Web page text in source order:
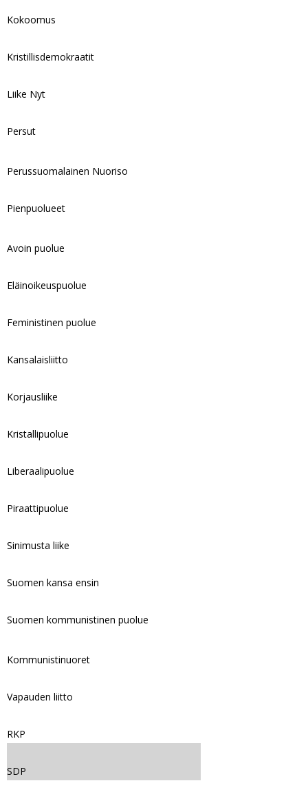
Kokoomus
Kristillisdemokraatit
Liike Nyt
Persut
Perussuomalainen Nuoriso
Pienpuolueet
Avoin puolue
Eläinoikeuspuolue
Feministinen puolue
Kansalaisliitto
Korjausliike
Kristallipuolue
Liberaalipuolue
Piraattipuolue
Sinimusta liike
Suomen kansa ensin
Suomen kommunistinen puolue
Kommunistinuoret
Vapauden liitto
RKP
SDP